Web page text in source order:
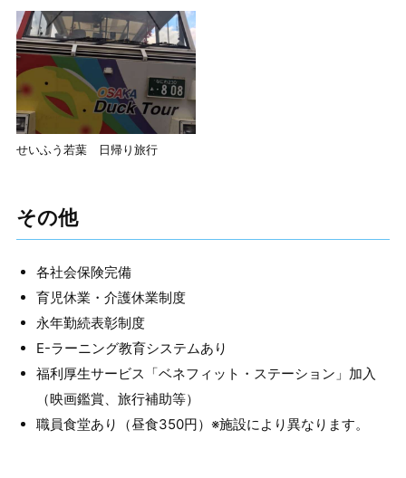
せいふう若葉 日帰り旅行
その他
各社会保険完備
育児休業・介護休業制度
永年勤続表彰制度
E-ラーニング教育システムあり
福利厚生サービス「ベネフィット・ステーション」加入
（映画鑑賞、旅行補助等）
職員食堂あり（昼食350円）※施設により異なります。